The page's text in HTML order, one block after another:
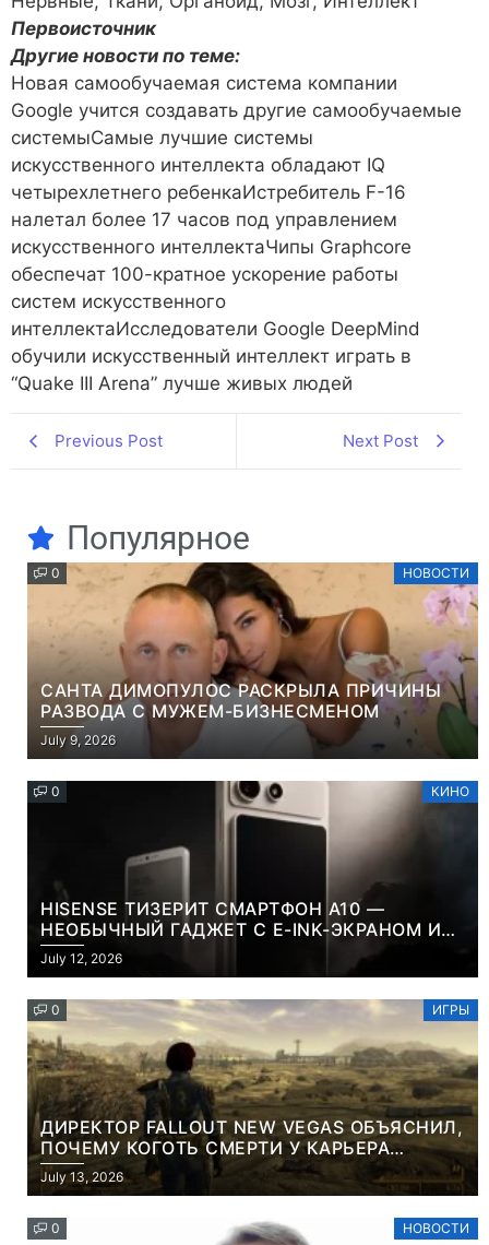
Первоисточник
Другие новости по теме:
Новая самообучаемая система компании
Google учится создавать другие самообучаемые
системыСамые лучшие системы
искусственного интеллекта обладают IQ
четырехлетнего ребенкаИстребитель F-16
налетал более 17 часов под управлением
искусственного интеллектаЧипы Graphcore
обеспечат 100-кратное ускорение работы
систем искусственного
интеллектаИсследователи Google DeepMind
обучили искусственный интеллект играть в
“Quake III Arena” лучше живых людей
Previous Post Next Post
Популярное
0 НОВОСТИ
САНТА ДИМОПУЛОС РАСКРЫЛА ПРИЧИНЫ
РАЗВОДА С МУЖЕМ-БИЗНЕСМЕНОМ
July 9, 2026
0 КИНО
HISENSE ТИЗЕРИТ СМАРТФОН A10 —
НЕОБЫЧНЫЙ ГАДЖЕТ С E-INK-ЭКРАНОМ И
СЪЕМНОЙ LCD-ПАНЕЛЬЮ ДЛЯ ЦВЕТНОГО
КОНТЕНТА И СОЦСЕТЕЙ
July 12, 2026
0 ИГРЫ
ДИРЕКТОР FALLOUT NEW VEGAS ОБЪЯСНИЛ,
ПОЧЕМУ КОГОТЬ СМЕРТИ У КАРЬЕРА
НАМЕРЕННО СНОСИТ ВАМ ГОЛОВУ
July 13, 2026
0 НОВОСТИ